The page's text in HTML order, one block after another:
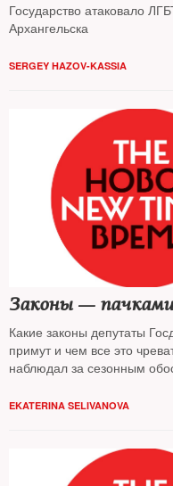
Государство атаковало
Архангельска
SERGEY HAZOV-KASSIA
Законы — пачками
Какие законы депутаты
примут и чем все это
наблюдал за сезонным
EKATERINA SELIVANOVA